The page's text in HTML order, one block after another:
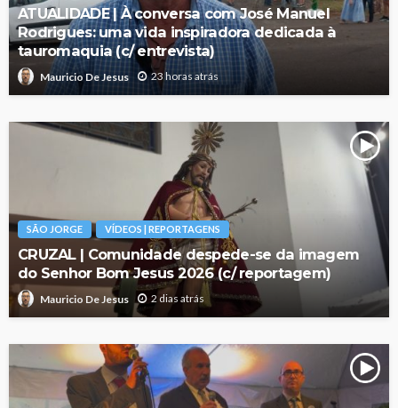
ATUALIDADE | À conversa com José Manuel
Rodrigues: uma vida inspiradora dedicada à
tauromaquia (c/ entrevista)
Mauricio De Jesus 23 horas atrás
SÃO JORGE VÍDEOS | REPORTAGENS
CRUZAL | Comunidade despede-se da imagem
do Senhor Bom Jesus 2026 (c/ reportagem)
Mauricio De Jesus 2 dias atrás